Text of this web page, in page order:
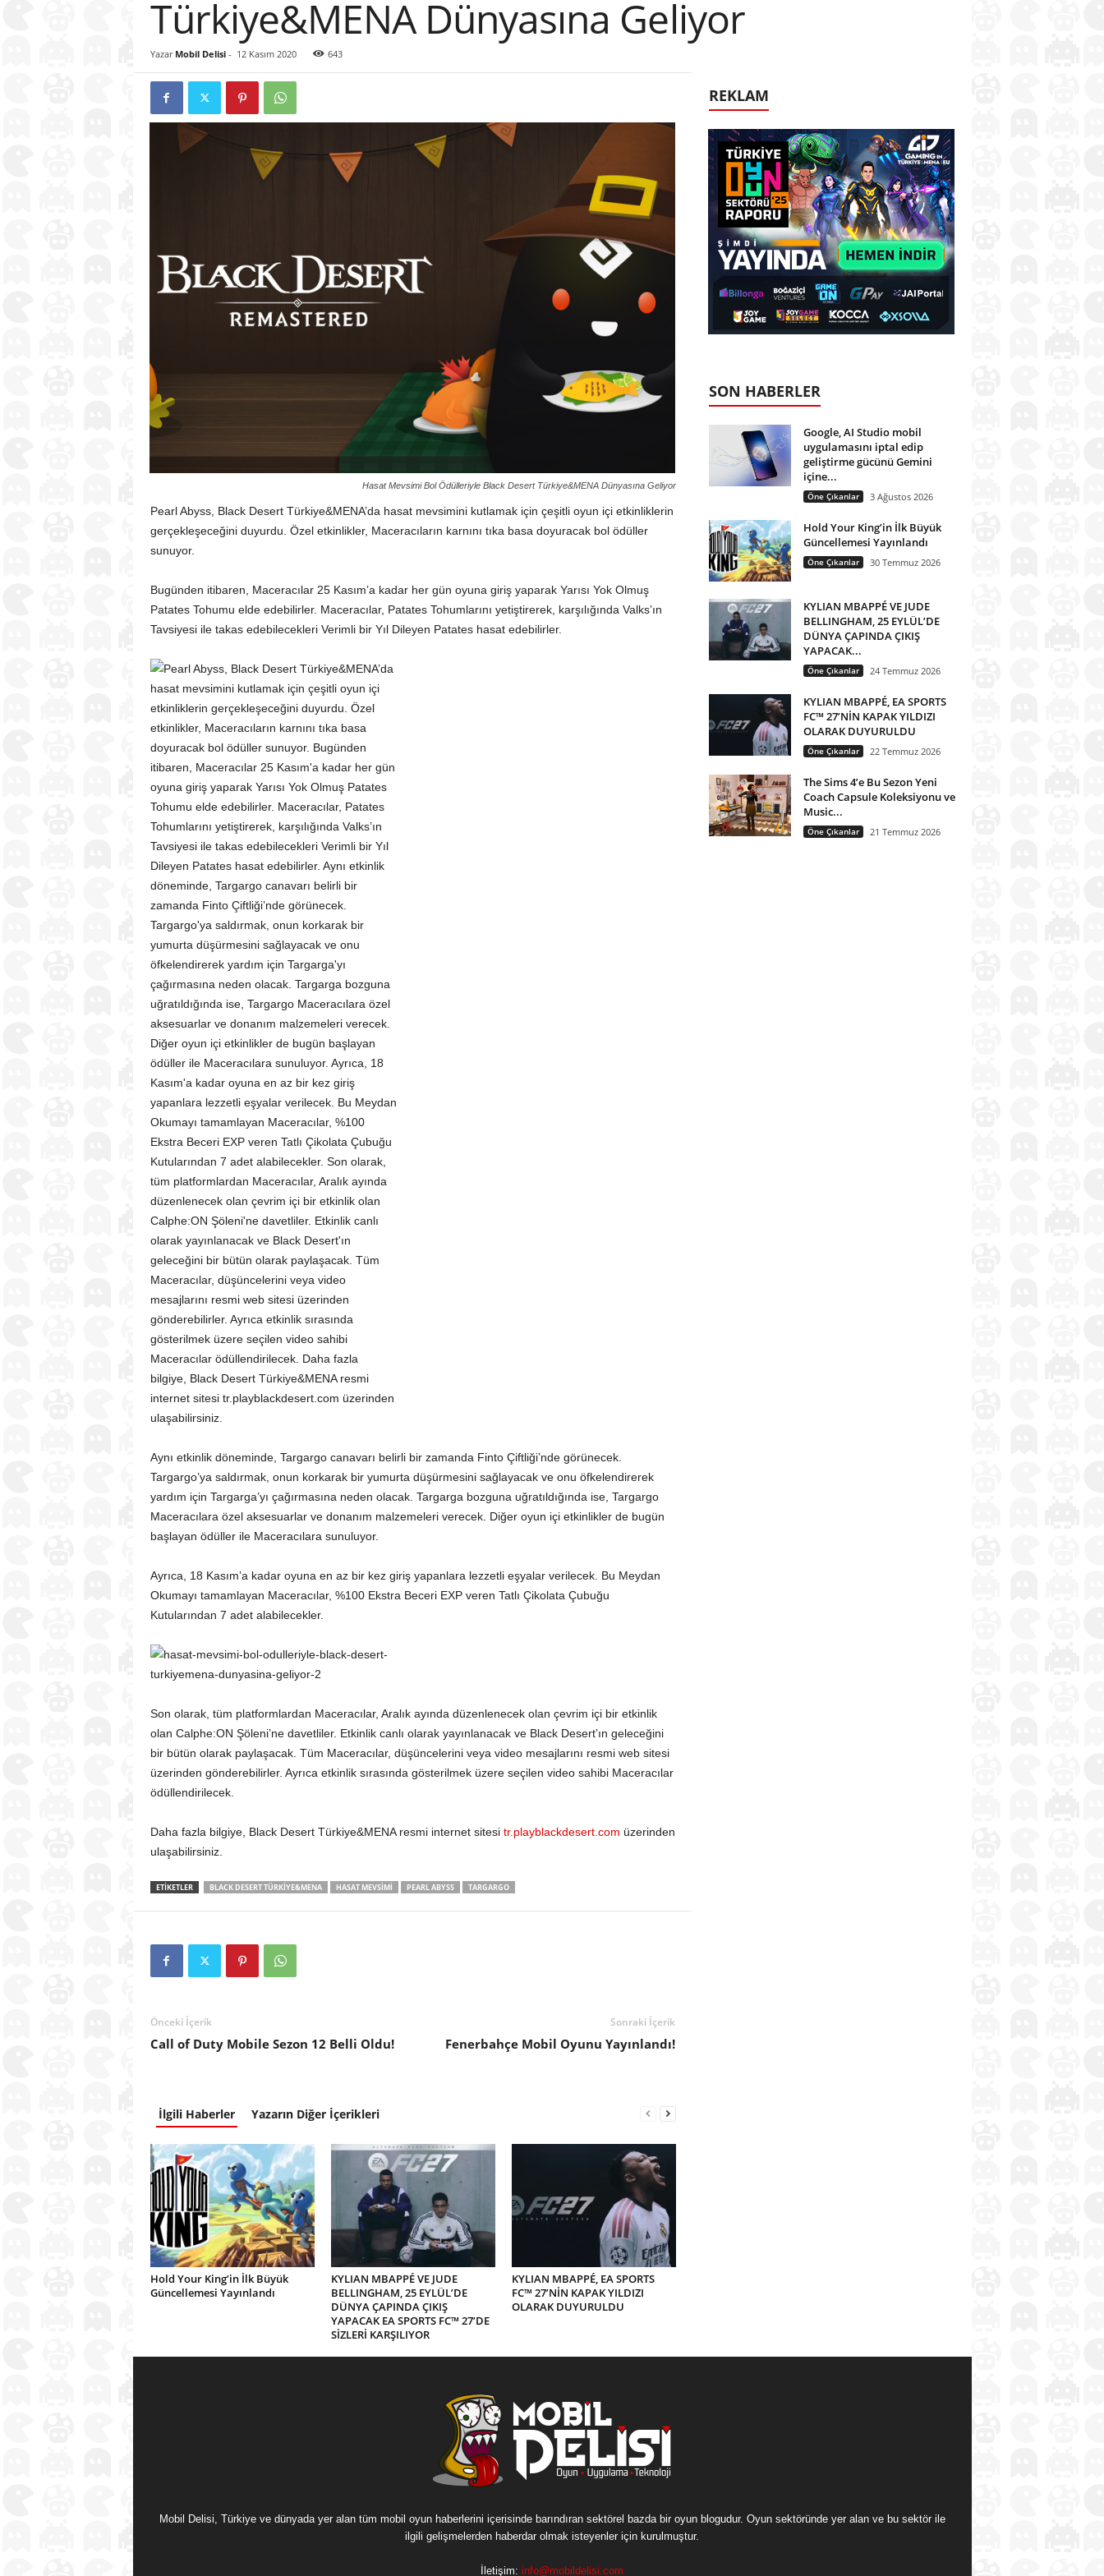
Türkiye&MENA Dünyasına Geliyor
Yazar Mobil Delisi- 12 Kasım 2020 643
Hasat Mevsimi Bol Ödülleriyle Black Desert Türkiye&MENA Dünyasına Geliyor
Pearl Abyss, Black Desert Türkiye&MENA’da hasat mevsimini kutlamak için çeşitli oyun içi etkinliklerin
gerçekleşeceğini duyurdu. Özel etkinlikler, Maceracıların karnını tıka basa doyuracak bol ödüller
sunuyor.
Bugünden itibaren, Maceracılar 25 Kasım’a kadar her gün oyuna giriş yaparak Yarısı Yok Olmuş
Patates Tohumu elde edebilirler. Maceracılar, Patates Tohumlarını yetiştirerek, karşılığında Valks’ın
Tavsiyesi ile takas edebilecekleri Verimli bir Yıl Dileyen Patates hasat edebilirler.
Aynı etkinlik döneminde, Targargo canavarı belirli bir zamanda Finto Çiftliği’nde görünecek.
Targargo’ya saldırmak, onun korkarak bir yumurta düşürmesini sağlayacak ve onu öfkelendirerek
yardım için Targarga’yı çağırmasına neden olacak. Targarga bozguna uğratıldığında ise, Targargo
Maceracılara özel aksesuarlar ve donanım malzemeleri verecek. Diğer oyun içi etkinlikler de bugün
başlayan ödüller ile Maceracılara sunuluyor.
Ayrıca, 18 Kasım’a kadar oyuna en az bir kez giriş yapanlara lezzetli eşyalar verilecek. Bu Meydan
Okumayı tamamlayan Maceracılar, %100 Ekstra Beceri EXP veren Tatlı Çikolata Çubuğu
Kutularından 7 adet alabilecekler.
Son olarak, tüm platformlardan Maceracılar, Aralık ayında düzenlenecek olan çevrim içi bir etkinlik
olan Calphe:ON Şöleni’ne davetliler. Etkinlik canlı olarak yayınlanacak ve Black Desert’ın geleceğini
bir bütün olarak paylaşacak. Tüm Maceracılar, düşüncelerini veya video mesajlarını resmi web sitesi
üzerinden gönderebilirler. Ayrıca etkinlik sırasında gösterilmek üzere seçilen video sahibi Maceracılar
ödüllendirilecek.
Daha fazla bilgiye, Black Desert Türkiye&MENA resmi internet sitesitr.playblackdesert.com üzerinden
ulaşabilirsiniz.
ETIKETLER BLACK DESERT TÜRKIYE&MENA HASAT MEVSIMI PEARL ABYSS TARGARGO
Önceki İçerik
Call of Duty Mobile Sezon 12 Belli Oldu!
Sonraki İçerik
Fenerbahçe Mobil Oyunu Yayınlandı!
İlgili Haberler Yazarın Diğer İçerikleri
Hold Your King’in İlk Büyük
Güncellemesi Yayınlandı
KYLIAN MBAPPÉ VE JUDE
BELLINGHAM, 25 EYLÜL’DE
DÜNYA ÇAPINDA ÇIKIŞ
YAPACAK EA SPORTS FC™ 27’DE
SİZLERİ KARŞILIYOR
KYLIAN MBAPPÉ, EA SPORTS
FC™ 27’NİN KAPAK YILDIZI
OLARAK DUYURULDU
REKLAM
SON HABERLER
Google, AI Studio mobil
uygulamasını iptal edip
geliştirme gücünü Gemini
içine...
Öne Çıkanlar 3 Ağustos 2026
Hold Your King’in İlk Büyük
Güncellemesi Yayınlandı
Öne Çıkanlar 30 Temmuz 2026
KYLIAN MBAPPÉ VE JUDE
BELLINGHAM, 25 EYLÜL’DE
DÜNYA ÇAPINDA ÇIKIŞ
YAPACAK...
Öne Çıkanlar 24 Temmuz 2026
KYLIAN MBAPPÉ, EA SPORTS
FC™ 27’NİN KAPAK YILDIZI
OLARAK DUYURULDU
Öne Çıkanlar 22 Temmuz 2026
The Sims 4’e Bu Sezon Yeni
Coach Capsule Koleksiyonu ve
Music...
Öne Çıkanlar 21 Temmuz 2026
Mobil Delisi, Türkiye ve dünyada yer alan tüm mobil oyun haberlerini içerisinde barındıran sektörel bazda bir oyun blogudur. Oyun sektöründe yer alan ve bu sektör ile
ilgili gelişmelerden haberdar olmak isteyenler için kurulmuştur.
İletişim: info@mobildelisi.com